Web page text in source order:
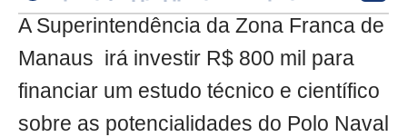
A Superintendência da Zona Franca de
Manaus irá investir R$ 800 mil para
financiar um estudo técnico e científico
sobre as potencialidades do Polo Naval